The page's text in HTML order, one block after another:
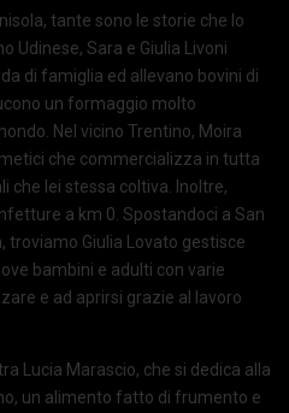
tante sono le storie che lo
Udinese, Sara e Giulia Livoni
di famiglia ed allevano bovini di
un formaggio molto
Nel vicino Trentino, Moira
che commercializza in tutta
che lei stessa coltiva. Inoltre,
a km 0. Spostandoci a San
troviamo Giulia Lovato gestisce
bambini e adulti con varie
e ad aprirsi grazie al lavoro
Lucia Marascio, che si dedica alla
un alimento fatto di frumento e